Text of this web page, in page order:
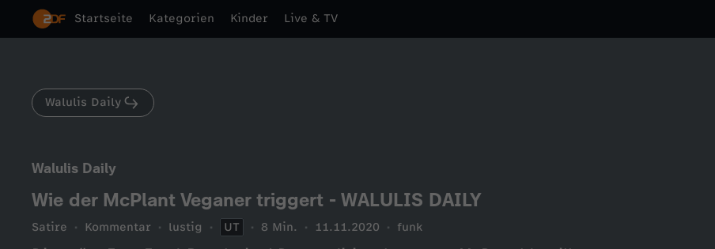
Startseite Kategorien Kinder Live & TV
Walulis Daily
Walulis Daily
Wie der McPlant Veganer triggert - WALULIS DAILY
Satire Kommentar lustig UT 8 Min. 11.11.2020 funk